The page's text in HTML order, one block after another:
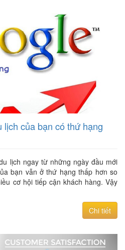
của bạn có thứ hạng
lịch ngay từ những ngày đầu mới
bạn vẫn ở thứ hạng thấp hơn so
cơ hội tiếp cận khách hàng. Vậy
Chi tiết